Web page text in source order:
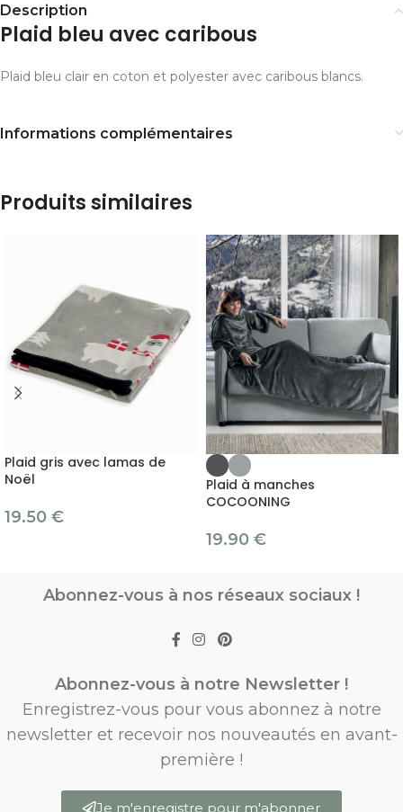
Description
Plaid bleu avec caribous
Plaid bleu clair en coton et polyester avec caribous blancs.
Informations complémentaires
Produits similaires
Plaid gris avec lamas de
Noël
19.50 €
Plaid à manches
COCOONING
19.90 €
Abonnez-vous à nos réseaux sociaux !
Abonnez-vous à notre Newsletter !
Enregistrez-vous pour vous abonnez à notre
newsletter et recevoir nos nouveautés en avant-
première !
Je m'enregistre pour m'abonner